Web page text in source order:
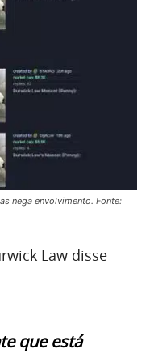
nega envolvimento. Fonte:
Law disse
que está